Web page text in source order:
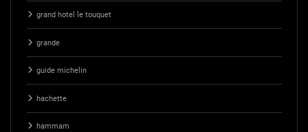
grand hotel le touquet
grande
guide michelin
hachette
hammam